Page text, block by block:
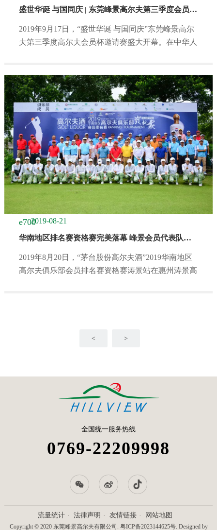
盛世华诞 与国同庆 | 东莞峰景高尔夫第三季度会员杯高尔夫邀请赛顺利落幕
2019年9月17日，“盛世华诞 与国同庆”东莞峰景高尔
夫第三季度高尔夫会员杯邀请赛盛大开幕。在中华人
2019-08-21
华南地区排名赛资格赛完美落幕 峰景会员代表队喜夺佳绩
2019年8月20日，“茅台股份高尔夫酒”2019华南地区
高尔夫俱乐部会员排名赛资格赛涛景站在惠州涛景高
< >
全国统一服务热线
0769-22209998
流量统计 法律声明 友情链接 网站地图
Copyright © 2020 东莞峰景高尔夫有限公司. 粤ICP备2023144625号. Designed by